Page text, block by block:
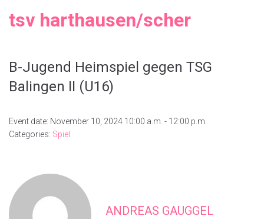
tsv harthausen/scher
B-Jugend Heimspiel gegen TSG
Balingen II (U16)
Event date: November 10, 2024 10:00 a.m. - 12:00 p.m.
Categories: Spiel
ANDREAS GAUGGEL